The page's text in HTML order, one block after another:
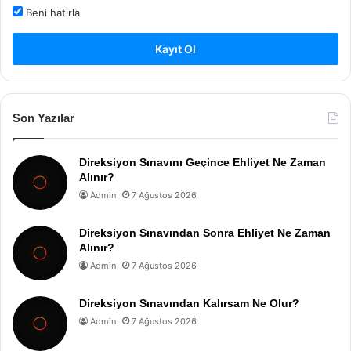
Beni hatırla
Kayıt Ol
Son Yazılar
Direksiyon Sınavını Geçince Ehliyet Ne Zaman
Alınır?
Admin 7 Ağustos 2026
Direksiyon Sınavından Sonra Ehliyet Ne Zaman
Alınır?
Admin 7 Ağustos 2026
Direksiyon Sınavından Kalırsam Ne Olur?
Admin 7 Ağustos 2026